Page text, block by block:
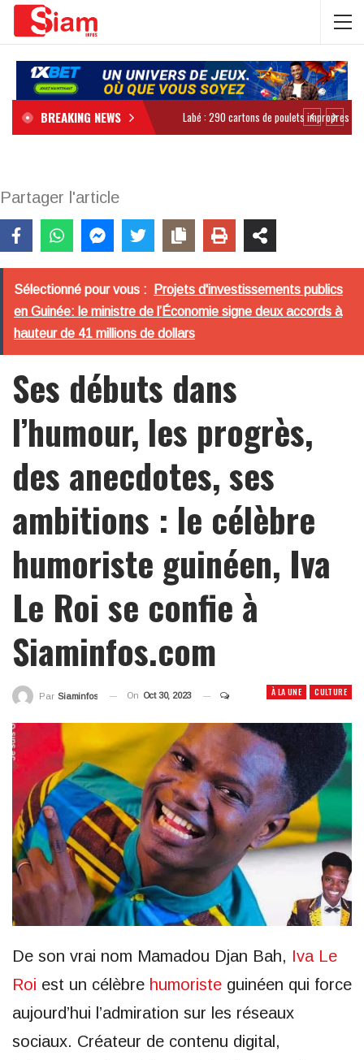
BREAKING NEWS
Partager l'article
Sélectionné pour vous :
Projets d'investissements publics
en Guinée: le ministre de l’Économie signe deux accords à
hauteur de 41 millions de dollars
Ses débuts dans
l’humour, les progrès,
des anecdotes, ses
ambitions : le célèbre
humoriste guinéen, Iva
Le Roi se confie à
Siaminfos.com
À LA UNE CULTURE
Par Siaminfos On Oct 30, 2023
De son vrai nom Mamadou Djan Bah, Iva Le
Roi est un célèbre humoriste guinéen qui force
aujourd’hui l’admiration sur les réseaux
sociaux. Créateur de contenu digital,